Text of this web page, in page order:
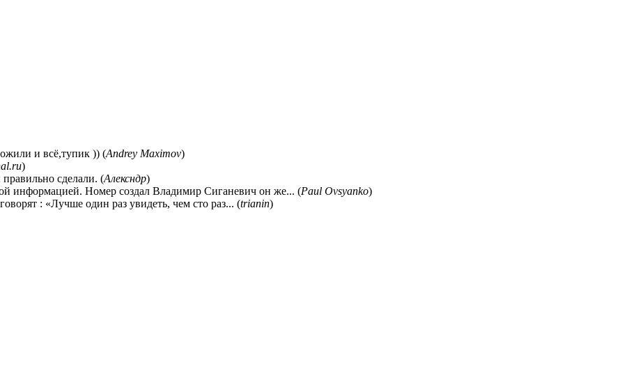
и всё,тупик )) (Andrey Maximov)
)
правильно сделали. (Алексндр)
информацией. Номер создал Владимир Сиганевич он же... (Paul Ovsyanko)
: «Лучше один раз увидеть, чем сто раз... (trianin)